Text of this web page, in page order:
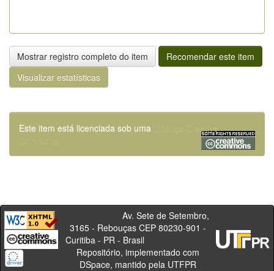
Mostrar registro completo do item
Recomendar este item
Visualizar estatísticas
Este item está licenciada sob uma
Licença Creative
Commons
Av. Sete de Setembro,
3165 - Rebouças CEP 80230-901 -
Curitiba - PR - Brasil
Repositório, implementado com
DSpace, mantido pela UTFPR